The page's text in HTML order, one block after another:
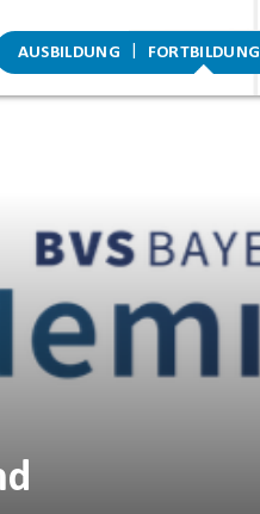
AUSBILDUNG FORTBILDUNG